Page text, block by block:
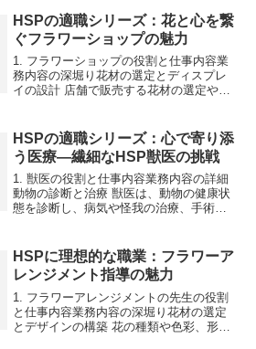
でHSPの観察力が役立ちます。環境のモ
ニタリング 森林...
HSPの適職シリーズ：花と心を繋
ぐフラワーショップの魅力
1. フラワーショップの役割と仕事内容業
務内容の深堀り花材の選定とディスプレ
イの設計 店舗で販売する花材の選定や季
くりに役立ちます。花束やアレンジメン
トの制作 顧客の要...
HSPの適職シリーズ：心で寄り添
う医療―繊細なHSP獣医の挑戦
1. 獣医の役割と仕事内容業務内容の詳細
動物の診断と治療 獣医は、動物の健康状
態を診断し、病気や怪我の治療、手術、
を用いる必要があります。飼い主とのコ
ミュニケーション ...
HSPに理想的な職業：フラワーア
レンジメント指導の魅力
1. フラワーアレンジメントの先生の役割
と仕事内容業務内容の深堀り花材の選定
とデザインの構築 花の種類や色彩、形、